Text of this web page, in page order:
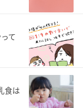
て
食は